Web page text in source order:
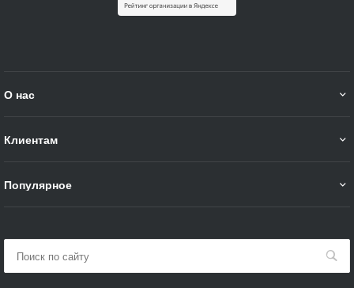
О нас
Клиентам
Популярное